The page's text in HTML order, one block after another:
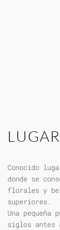
Conocido
donde se
florales y
superiores.
Una
siglos antes